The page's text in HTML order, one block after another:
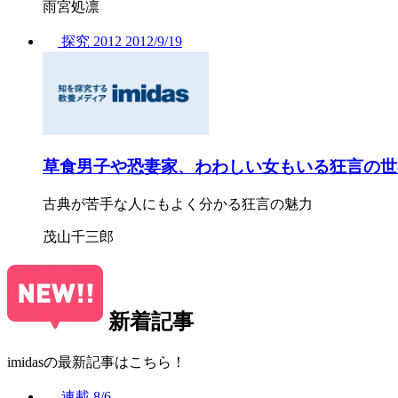
雨宮処凛
探究 2012 2012/9/19
草食男子や恐妻家、わわしい女もいる狂言の
古典が苦手な人にもよく分かる狂言の魅力
茂山千三郎
新着記事
imidasの最新記事はこちら！